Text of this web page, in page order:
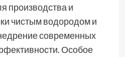
производства и
чистым водородом и
современных
Особое